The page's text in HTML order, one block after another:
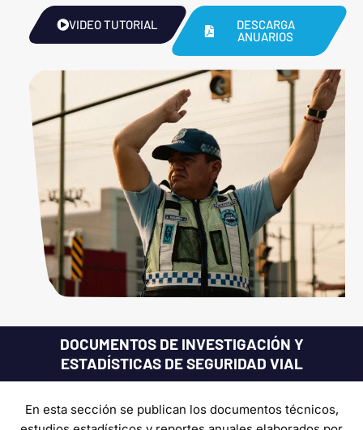
VIDEO TUTORIAL
DESCARGA
ANUARIOS
DOCUMENTOS DE INVESTIGACIÓN Y
ESTADÍSTICAS DE SEGURIDAD VIAL
En esta sección se publican los documentos técnicos,